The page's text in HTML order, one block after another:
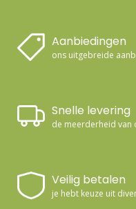
Aanbiedingen
ons uitgebreide
Snelle levering
de meerderheid van
Veilig betalen
je hebt keuze uit